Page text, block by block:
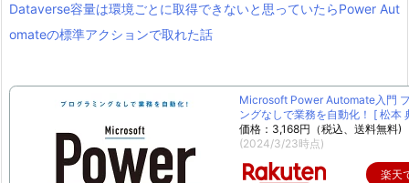
Dataverse容量は環境ごとに取得できないと思っていたらPower Aut
omateの標準アクションで取れた話
Microsoft Power Automate入門
ングなしで業務を自動化！ [ 松本
価格：3,168円（税込、送料無料)
(2024/3/23時点)
楽天